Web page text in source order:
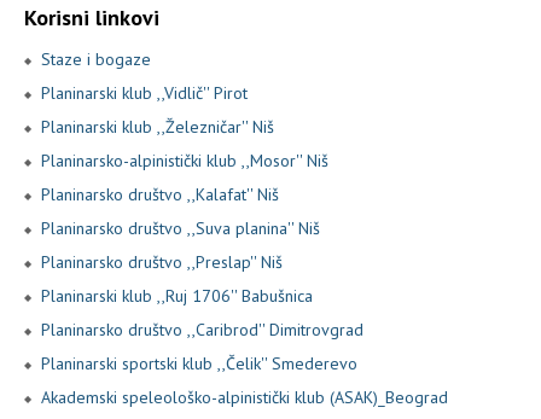
Korisni linkovi
Staze i bogaze
Planinarski klub ,,Vidlič'' Pirot
Planinarski klub ,,Železničar'' Niš
Planinarsko-alpinistički klub ,,Mosor'' Niš
Planinarsko društvo ,,Kalafat'' Niš
Planinarsko društvo ,,Suva planina'' Niš
Planinarsko društvo ,,Preslap'' Niš
Planinarski klub ,,Ruj 1706'' Babušnica
Planinarsko društvo ,,Caribrod'' Dimitrovgrad
Planinarski sportski klub ,,Čelik'' Smederevo
Akademski speleološko-alpinistički klub (ASAK)_Beograd